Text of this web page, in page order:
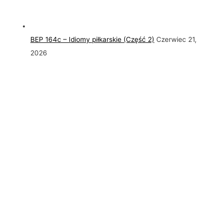
BEP 164c – Idiomy piłkarskie (Część 2) Czerwiec 21,
2026